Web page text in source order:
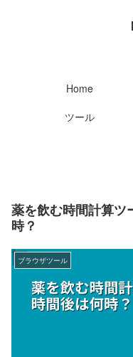
Home
ツール
薬を飲む時間計算ツ
時？
ブラウザツール